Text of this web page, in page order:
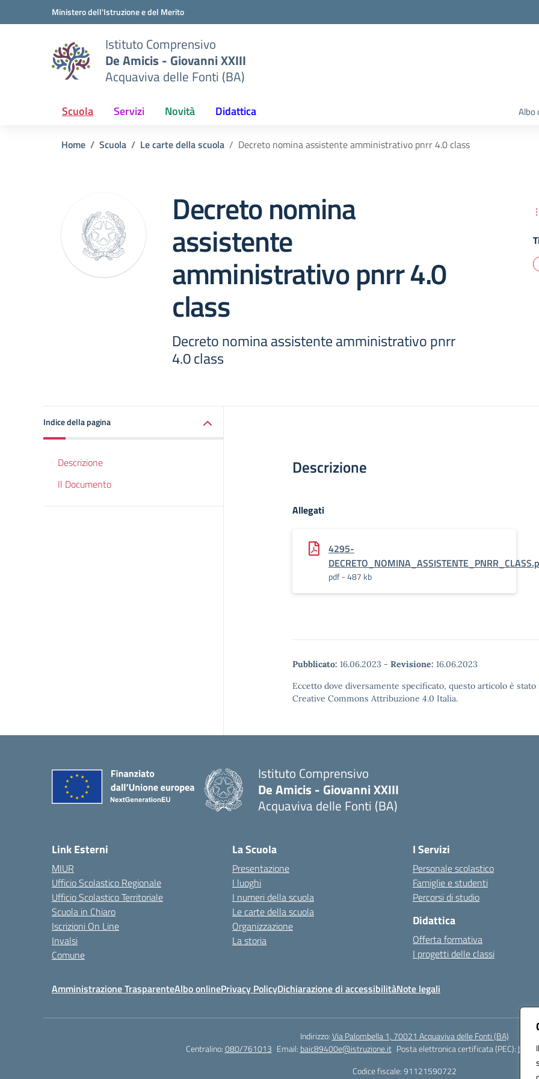
Vai ai contenuti
Vai al menu di navigazioneMinistero dell'Istruzione e del Merito
Istituto Comprensivo
De Amicis - Giovanni XXIII
Acquaviva delle Fonti (BA)
Scuola Servizi Novità Didattica Albo
Home Scuola Le carte della scuola Decreto nomina assistente amministrativo pnrr 4.0 class
Decreto nomina
assistente
amministrativo pnrr 4.0
class
Decreto nomina assistente amministrativo pnrr
4.0 class
Indice della pagina
Descrizione
Il Documento
Descrizione
Allegati
4295-
pdf - 487 kb
Pubblicato: 16.06.2023 - Revisione: 16.06.2023
Eccetto dove diversamente specificato, questo articolo è
Creative Commons Attribuzione 4.0 Italia.
Istituto Comprensivo
De Amicis - Giovanni XXIII
Acquaviva delle Fonti (BA)
Link Esterni
MIUR
Ufficio Scolastico Regionale
Ufficio Scolastico Territoriale
Scuola in Chiaro
Iscrizioni On Line
Invalsi
Comune
La Scuola
Presentazione
I luoghi
I numeri della scuola
Le carte della scuola
Organizzazione
La storia
I Servizi
Personale scolastico
Famiglie e studenti
Percorsi di studio
Didattica
Offerta formativa
I progetti delle classi
Amministrazione TrasparenteAlbo onlinePrivacy PolicyDichiarazione di accessibilitàNote legali
Indirizzo:Via Palombella 1, 70021 Acquaviva delle Fonti (BA)
Centralino:080/761013 Email: baic89400e@istruzione.it Posta elettronica certificata (PEC):
Codice fiscale: 91121590722